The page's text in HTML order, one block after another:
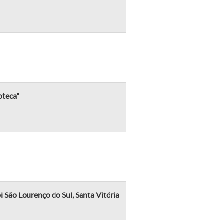
Lourenço do Sul, Santa Vitória